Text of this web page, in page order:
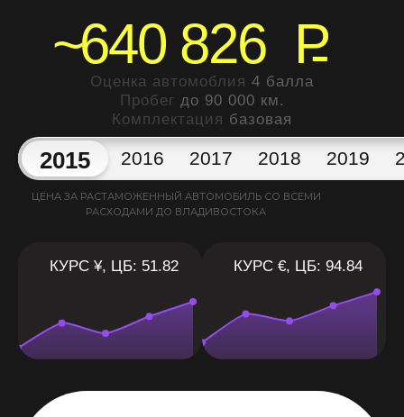
~640 826 P
Оценка автомоблия 4 балла
Пробег до 90 000 км.
Комплектация базовая
2015 2016 2017 2018 2019
ЦЕНА ЗА РАСТАМОЖЕННЫЙ АВТОМОБИЛЬ СО ВСЕМИ
РАСХОДАМИ ДО ВЛАДИВОСТОКА
КУРС ¥, ЦБ: 51.82 КУРС €, ЦБ: 94.84